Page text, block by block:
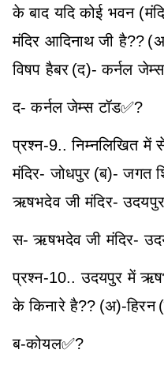
के बाद यदि कोई भवन
मंदिर आदिनाथ जी है??
विषप हैबर (द)- कर्नल
द- कर्नल जेम्स टॉड✅?
प्रश्न-9.. निम्नलिखित में
मंदिर- जोधपुर (ब)- जगत
ऋषभदेव जी मंदिर- उदयपुर
स- ऋषभदेव जी मंदिर-
प्रश्न-10.. उदयपुर में
के किनारे है?? (अ)-हिरन
ब-कोयल✅?